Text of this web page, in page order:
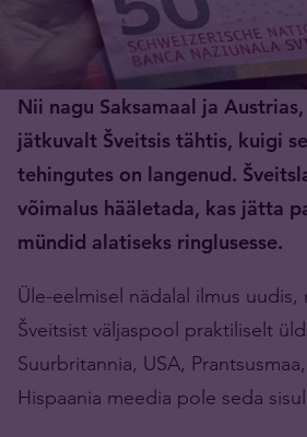
Nii nagu Saksamaal ja
jätkuvalt Šveitsis tähtis, kuigi
tehingutes on langenud.
võimalus hääletada, kas jätta
mündid alatiseks ringlusesse.
Üle-eelmisel nädalal ilmus uudis,
Šveitsist väljaspool praktiliselt
Suurbritannia, USA,
Hispaania meedia pole seda